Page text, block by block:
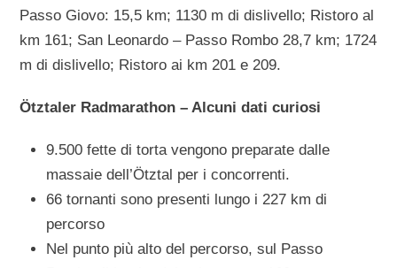
Passo Giovo: 15,5 km; 1130 m di dislivello; Ristoro al
km 161; San Leonardo – Passo Rombo 28,7 km; 1724
m di dislivello; Ristoro ai km 201 e 209.
Ötztaler Radmarathon – Alcuni dati curiosi
9.500 fette di torta vengono preparate dalle
massaie dell’Ötztal per i concorrenti.
66 tornanti sono presenti lungo i 227 km di
percorso
Nel punto più alto del percorso, sul Passo